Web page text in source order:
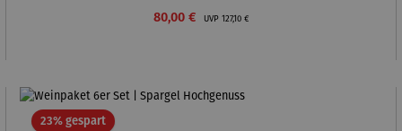
Verkaufspreis:
80,00 € UVP Regulärer Preis:
127,10 €
23% gespartRabatt